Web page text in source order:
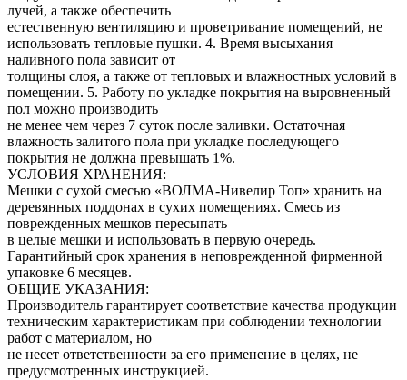
лучей, а также обеспечить
естественную вентиляцию и проветривание помещений, не
использовать тепловые пушки. 4. Время высыхания
наливного пола зависит от
толщины слоя, а также от тепловых и влажностных условий в
помещении. 5. Работу по укладке покрытия на выровненный
пол можно производить
не менее чем через 7 суток после заливки. Остаточная
влажность залитого пола при укладке последующего
покрытия не должна превышать 1%.
УСЛОВИЯ ХРАНЕНИЯ:
Мешки с сухой смесью «ВОЛМА-Нивелир Топ» хранить на
деревянных поддонах в сухих помещениях. Смесь из
поврежденных мешков пересыпать
в целые мешки и использовать в первую очередь.
Гарантийный срок хранения в неповрежденной фирменной
упаковке 6 месяцев.
ОБЩИЕ УКАЗАНИЯ:
Производитель гарантирует соответствие качества продукции
техническим характеристикам при соблюдении технологии
работ с материалом, но
не несет ответственности за его применение в целях, не
предусмотренных инструкцией.